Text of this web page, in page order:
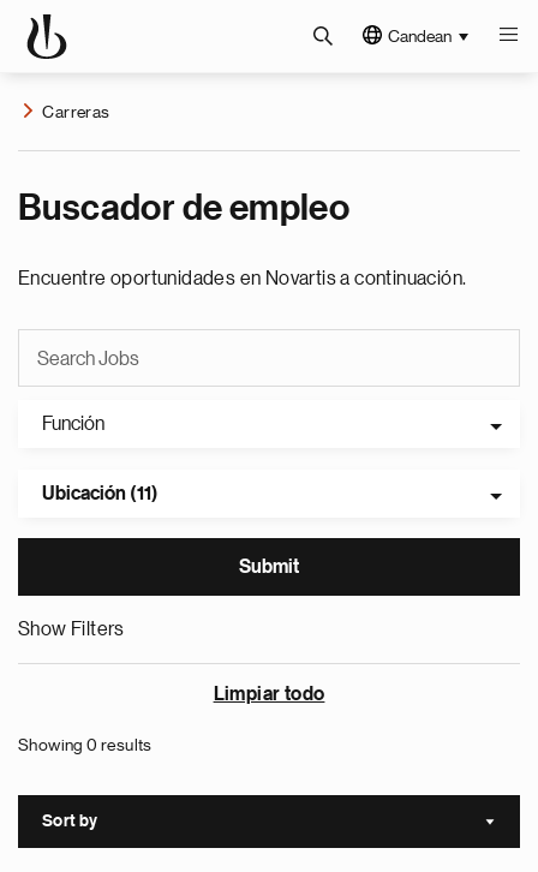
Candean
Carreras
Buscador de empleo
Encuentre oportunidades en Novartis a continuación.
Función
Ubicación (11)
Show Filters
Limpiar todo
Showing 0 results
Sort by Sort